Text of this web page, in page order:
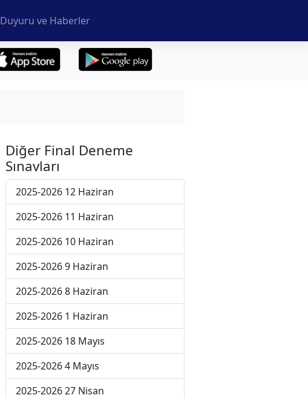
Duyuru ve Haberler
Diğer Final Deneme
Sınavları
2025-2026 12 Haziran
2025-2026 11 Haziran
2025-2026 10 Haziran
2025-2026 9 Haziran
2025-2026 8 Haziran
2025-2026 1 Haziran
2025-2026 18 Mayıs
2025-2026 4 Mayıs
2025-2026 27 Nisan